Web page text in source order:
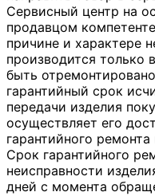
Сервисный центр на
продавцом
причине и характере
производится только
быть
гарантийный срок
передачи изделия
осуществляет его
гарантийного
Срок гарантийного
неисправности
дней с момента